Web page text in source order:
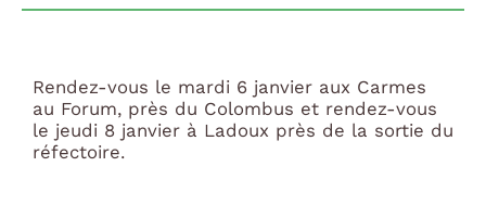
Rendez-vous le mardi 6 janvier aux Carmes
au Forum, près du Colombus et rendez-vous
le jeudi 8 janvier à Ladoux près de la sortie du
réfectoire.